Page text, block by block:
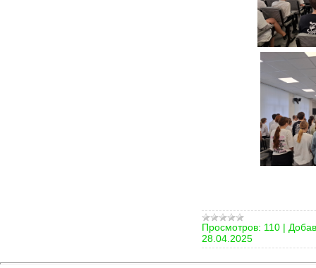
Просмотров: 110 |
28.04.2025